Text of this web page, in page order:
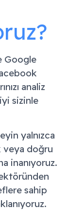
Google
analiz
sizinle
yalnızca
veya doğru
inanıyoruz.
sahip